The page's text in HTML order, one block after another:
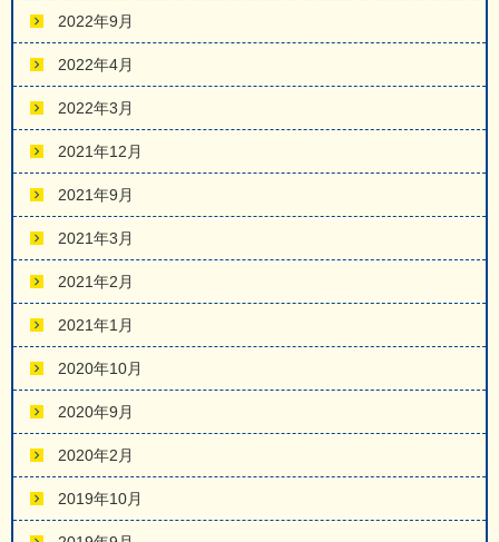
2022年9月
2022年4月
2022年3月
2021年12月
2021年9月
2021年3月
2021年2月
2021年1月
2020年10月
2020年9月
2020年2月
2019年10月